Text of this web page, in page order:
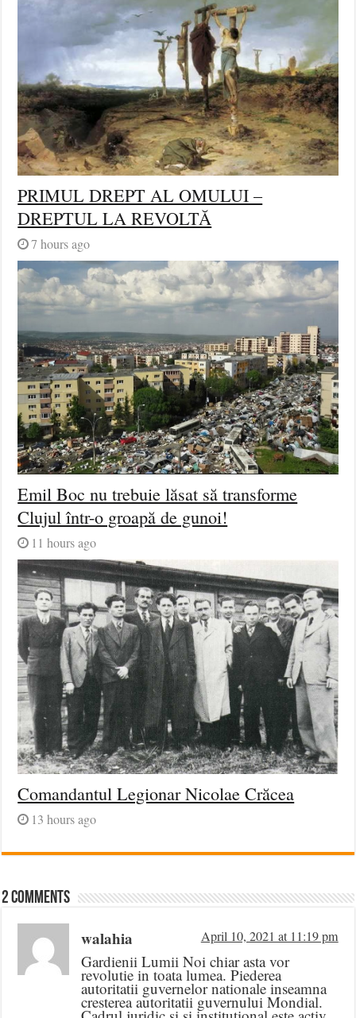
PRIMUL DREPT AL OMULUI –
DREPTUL LA REVOLTĂ
7 hours ago
Emil Boc nu trebuie lăsat să transforme
Clujul într-o groapă de gunoi!
11 hours ago
Comandantul Legionar Nicolae Crăcea
13 hours ago
2 comments
walahia April 10, 2021 at 11:19 pm
Gardienii Lumii Noi chiar asta vor
revolutie in toata lumea. Piederea
autoritatii guvernelor nationale inseamna
cresterea autoritatii guvernului Mondial.